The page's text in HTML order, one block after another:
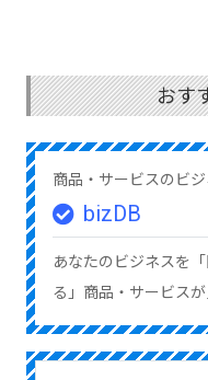
おす
商品・サービスのビ
bizDB
あなたのビジネスを
る」商品・サービス